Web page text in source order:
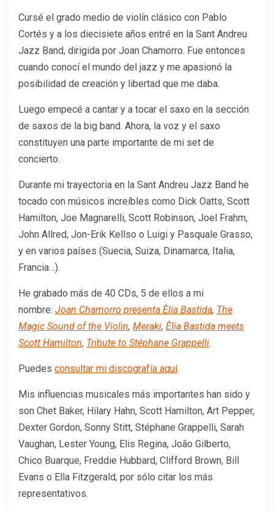
Cursé el grado medio de violín clásico con Pablo
Cortés y a los diecisiete años entré en la Sant Andreu
Jazz Band, dirigida por Joan Chamorro. Fue entonces
cuando conocí el mundo del jazz y me apasionó la
posibilidad de creación y libertad que me daba.
Luego empecé a cantar y a tocar el saxo en la sección
de saxos de la big band. Ahora, la voz y el saxo
constituyen una parte importante de mi set de
concierto.
Durante mi trayectoria en la Sant Andreu Jazz Band he
tocado con músicos increíbles como Dick Oatts, Scott
Hamilton, Joe Magnarelli, Scott Robinson, Joel Frahm,
John Allred, Jon-Erik Kellso o Luigi y Pasquale Grasso,
y en varios países (Suecia, Suiza, Dinamarca, Italia,
Francia…).
He grabado más de 40 CDs, 5 de ellos a mi
nombre: Joan Chamorro presenta Èlia Bastida, The
Magic Sound of the Violin, Meraki, Èlia Bastida meets
Scott Hamilton, Tribute to Stéphane Grappelli.
Puedes consultar mi discografía aquí.
Mis influencias musicales más importantes han sido y
son Chet Baker, Hilary Hahn, Scott Hamilton, Art Pepper,
Dexter Gordon, Sonny Stitt, Stéphane Grappelli, Sarah
Vaughan, Lester Young, Elis Regina, João Gilberto,
Chico Buarque, Freddie Hubbard, Clifford Brown, Bill
Evans o Ella Fitzgerald, por sólo citar los más
representativos.